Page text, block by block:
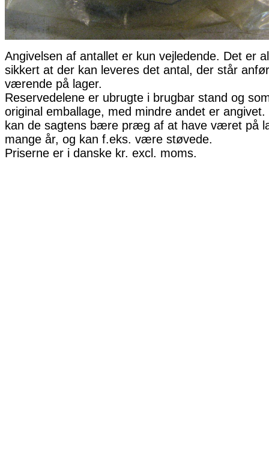
Angivelsen af antallet er kun vejledende. Det er
sikkert at der kan leveres det antal, der står
værende på lager.
Reservedelene er ubrugte i brugbar stand og
original emballage, med mindre andet er angivet.
kan de sagtens bære præg af at have været på
mange år, og kan f.eks. være støvede.
Priserne er i danske kr. excl. moms.